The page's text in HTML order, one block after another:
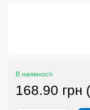
В наявності
168.90 грн